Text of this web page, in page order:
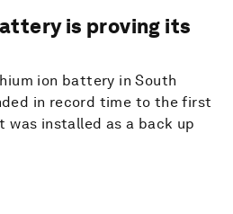
is proving its
ion battery in South
in record time to the first
was installed as a back up